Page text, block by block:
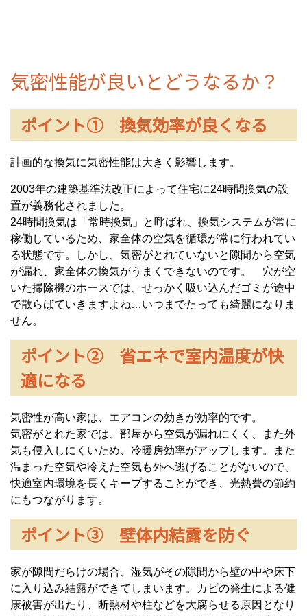
気密性能が良いとどうなるか？
ポイント① 換気効率が良くなる
計画的な換気に気密性能は大きく影響します。
2003年の建築基準法改正によって住宅に24時間換気の設
置が義務化されました。
24時間換気は「常時換気」と呼ばれ、換気システムが常に
稼働しているため、家全体の空気を循環が常に行われてい
る状態です。しかし、気密がとれていないと隙間から空気
が漏れ、家全体の換気がうまくできないのです。 穴が空
いた掃除機のホースでは、せっかく吸い込んだゴミが途中
で散らばていきますよね…いつまでたっても綺麗になりま
せん。
ポイント② 省エネで室内温度が快
適になる
気密性が高い家は、エアコンの効きが効率的です。
気密がとれた家では、部屋から空気が漏れにくく、また外
気も侵入しにくいため、冷暖房効率がアップします。また
温まった空気や冷えた空気も外へ逃げることがないので、
快適室内環境を長くキープすることができ、光熱費の節約
にもつながります。
ポイント③ 壁体内結露を防ぐ
家が隙間だらけの場合、湿気がその隙間から壁の中や床下
に入り込み結露ができてしまいます。カビの発生による健
康被害が出たり、断熱材や柱などを大腐らせる原因となり